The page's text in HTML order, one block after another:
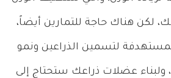
لكن هناك حاجة للتمارين أيضاً،
لتسمين الذراعين ونمو
ولبناء عضلات ذراعك ستحتاج إلى